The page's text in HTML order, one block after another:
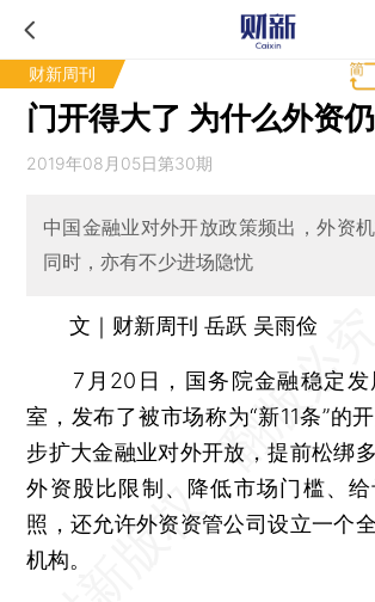
财新周刊
门开得大了 为什么外资
2019年08月05日第30期
中国金融业对外开放政策频出，外资
同时，亦有不少进场隐忧
文｜财新周刊 岳跃 吴雨俭
7月20日，国务院金融稳定发
室，发布了被市场称为“新11条”的
步扩大金融业对外开放，提前松绑
外资股比限制、降低市场门槛、
照，还允许外资资管公司设立一个
机构。